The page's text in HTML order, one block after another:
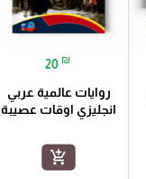
20 ₪
روايات عالمية عربي
انجليزي اوقات عصيبة
add_shopping_cart